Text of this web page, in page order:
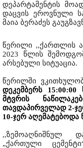
დეპარტამენტის
დაცვის ეროვნული
მაია ბერაძეს
წერილი ,,ქართლის
2023 წლის
არსებული სიტუაცია.
წერილში
დეკემბერს
მტვრის
თავდაპირველად 2-
10-ჯერ აღემატებოდა
,,ზემოაღნიშნულ
„ქართული